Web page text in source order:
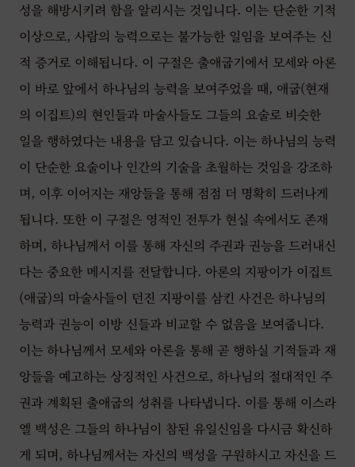
성을 해방시키려 함을 알리시는 것입니다. 이는 단순한 기적
이상으로, 사람의 능력으로는 불가능한 일임을 보여주는 신
적 증거로 이해됩니다. 이 구절은 출애굽기에서 모세와 아론
이 바로 앞에서 하나님의 능력을 보여주었을 때, 애굽(현재
의 이집트)의 현인들과 마술사들도 그들의 요술로 비슷한
일을 행하였다는 내용을 담고 있습니다. 이는 하나님의 능력
이 단순한 요술이나 인간의 기술을 초월하는 것임을 강조하
며, 이후 이어지는 재앙들을 통해 점점 더 명확히 드러나게
됩니다. 또한 이 구절은 영적인 전투가 현실 속에서도 존재
하며, 하나님께서 이를 통해 자신의 주권과 권능을 드러내신
다는 중요한 메시지를 전달합니다. 아론의 지팡이가 이집트
(애굽)의 마술사들이 던진 지팡이를 삼킨 사건은 하나님의
능력과 권능이 이방 신들과 비교할 수 없음을 보여줍니다.
이는 하나님께서 모세와 아론을 통해 곧 행하실 기적들과 재
앙들을 예고하는 상징적인 사건으로, 하나님의 절대적인 주
권과 계획된 출애굽의 성취를 나타냅니다. 이를 통해 이스라
엘 백성은 그들의 하나님이 참된 유일신임을 다시금 확신하
게 되며, 하나님께서는 자신의 백성을 구원하시고 자신을 드